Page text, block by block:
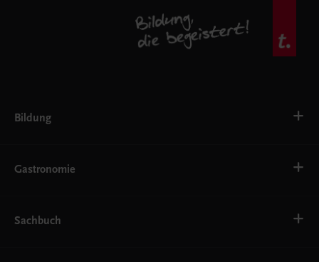
Bildung
AHS
EWF/ZWF
FW
Gastronomie
Getränke
Sachbuch